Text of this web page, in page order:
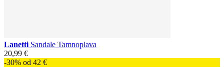
Lanetti Sandale Tamnoplava
20,99 €
-30% od 42 €